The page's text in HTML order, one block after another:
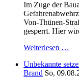
Im Zuge der
Von-Thünen-
gesperrt. Hier
Weiterlesen …
Unbekannte
Brand So,